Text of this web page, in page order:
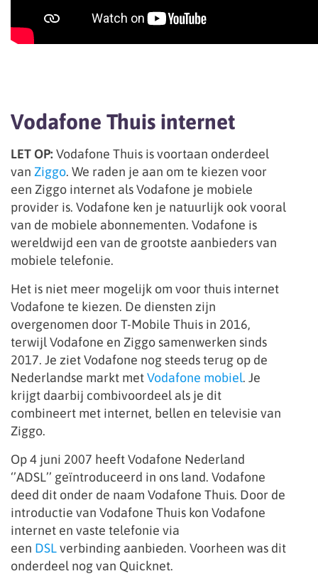
Vodafone Thuis internet
LET OP: Vodafone Thuis is voortaan onderdeel
van Ziggo. We raden je aan om te kiezen voor
een Ziggo internet als Vodafone je mobiele
provider is. Vodafone ken je natuurlijk ook vooral
van de mobiele abonnementen. Vodafone is
wereldwijd een van de grootste aanbieders van
mobiele telefonie.
Het is niet meer mogelijk om voor thuis internet
Vodafone te kiezen. De diensten zijn
overgenomen door T-Mobile Thuis in 2016,
terwijl Vodafone en Ziggo samenwerken sinds
2017. Je ziet Vodafone nog steeds terug op de
Nederlandse markt metVodafone mobiel. Je
krijgt daarbij combivoordeel als je dit
combineert met internet, bellen en televisie van
Ziggo.
Op 4 juni 2007 heeft Vodafone Nederland
‘’ADSL’’ geïntroduceerd in ons land. Vodafone
deed dit onder de naam Vodafone Thuis. Door de
introductie van Vodafone Thuis kon Vodafone
internet en vaste telefonie via
een DSLverbinding aanbieden. Voorheen was dit
onderdeel nog van Quicknet.